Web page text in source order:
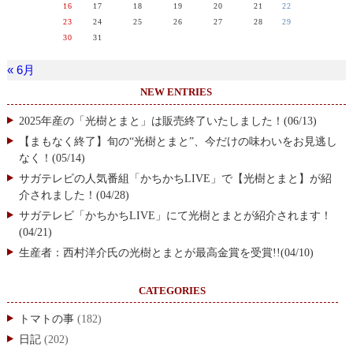
16
17 18 19 20 21
22
23
24 25 26 27 28
29
30
31
« 6月
NEW ENTRIES
2025年産の「光樹とまと」は販売終了いたしました！(06/13)
【まもなく終了】旬の“光樹とまと”、今だけの味わいをお見逃し
なく！(05/14)
サガテレビの人気番組「かちかちLIVE」で【光樹とまと】が紹
介されました！(04/28)
サガテレビ「かちかちLIVE」にて光樹とまとが紹介されます！
(04/21)
生産者：西村洋介氏の光樹とまとが最高金賞を受賞!!(04/10)
CATEGORIES
トマトの事(182)
日記(202)